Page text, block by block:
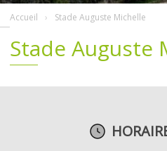
Accueil Stade Auguste Michelle
Stade Auguste